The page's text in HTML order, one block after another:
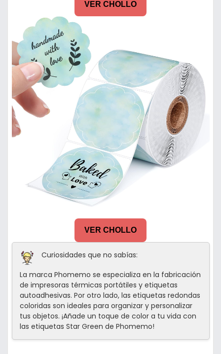
VER CHOLLO
VER CHOLLO
Curiosidades que no sabías:
La marca Phomemo se especializa en la fabricación
de impresoras térmicas portátiles y etiquetas
autoadhesivas. Por otro lado, las etiquetas redondas
coloridas son ideales para organizar y personalizar
tus objetos. ¡Añade un toque de color a tu vida con
las etiquetas Star Green de Phomemo!